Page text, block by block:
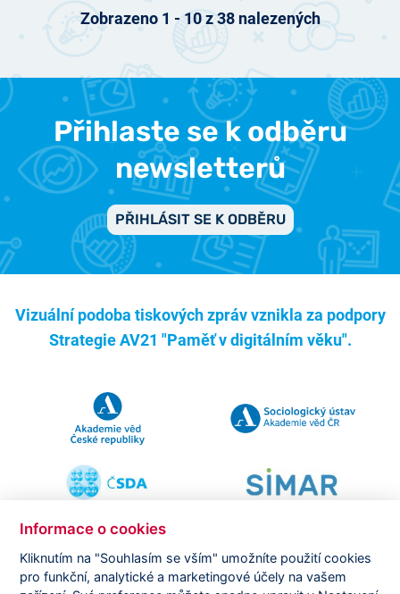
Zobrazeno 1 - 10z38nalezených
Přihlaste se k odběru
newsletterů
PŘIHLÁSIT SE K ODBĚRU
Vizuální podoba tiskových zpráv vznikla za podpory
Strategie AV21 "Paměť v digitálním věku".
Copyright © CVVM | Právní ujednání| Nastavení cookies
Informace o cookies
Kliknutím na "Souhlasím se vším" umožníte použití cookies
pro funkční, analytické a marketingové účely na vašem